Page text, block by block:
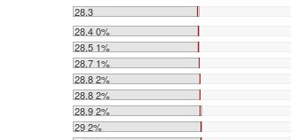
28.3
28.4 0%
28.5 1%
28.7 1%
28.8 2%
28.8 2%
28.9 2%
29 2%